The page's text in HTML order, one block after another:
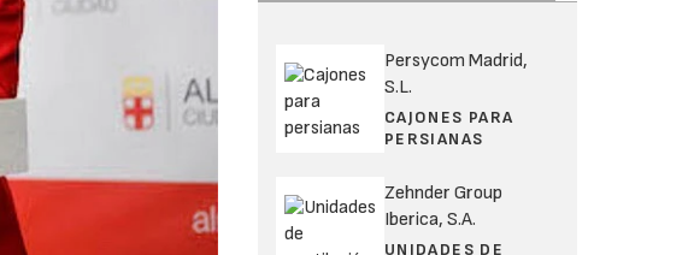
Persycom Madrid,
S.L.
CAJONES PARA
PERSIANAS
Zehnder Group
Iberica, S.A.
UNIDADES DE